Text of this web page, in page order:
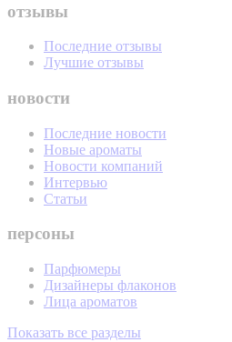
отзывы
Последние отзывы
Лучшие отзывы
новости
Последние новости
Новые ароматы
Новости компаний
Интервью
Статьи
персоны
Парфюмеры
Дизайнеры флаконов
Лица ароматов
Показать все разделы